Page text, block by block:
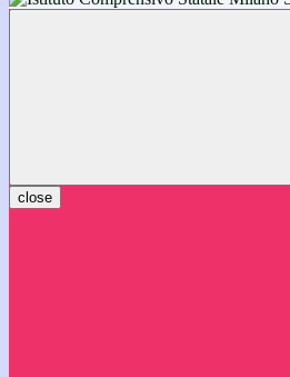
inizieranno il 14 settembre 2026: vi
close